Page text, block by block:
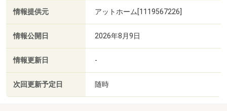
情報提供元 アットホーム[1119567226]
情報公開日 2026年8月9日
情報更新日 -
次回更新予定日 随時